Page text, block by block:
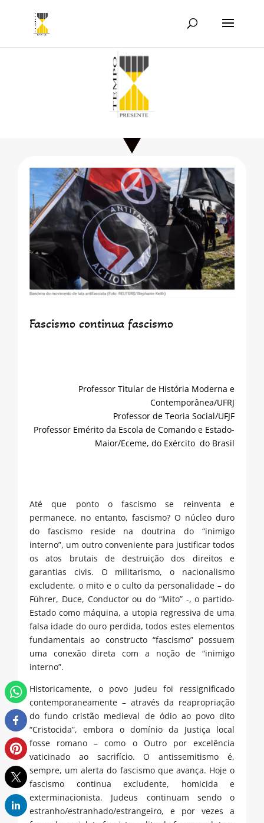
Fascismo continua fascismo
Professor Titular de História Moderna e
Contemporânea/UFRJ
Professor de Teoria Social/UFJF
Professor Emérito da Escola de Comando e Estado-
Maior/Eceme, do Exército do Brasil
Até que ponto o fascismo se reinventa e
permanece, no entanto, fascismo? O núcleo duro
do fascismo reside na doutrina do “inimigo
interno”, um outro conveniente para justificar todos
os atos brutais de destruição dos direitos e
garantias civis. O militarismo, o nacionalismo
excludente, o mito e o culto da personalidade – do
Führer, Duce, Conductor ou do “Mito” -, o partido-
Estado como máquina, a utopia regressiva de uma
falsa idade do ouro perdida, todos estes elementos
fundamentais ao constructo “fascismo” possuem
uma conexão direta com a noção de “inimigo
interno”.
Historicamente, o povo judeu foi ressignificado
contemporaneamente – através da reapropriação
do fundo cristão medieval de ódio ao povo dito
“Cristocida”, embora o domínio da Justiça local
fosse romano – como o Outro por excelência
vaticinado ao sacrifício. O antissemitismo é,
sempre, um alerta do fascismo que avança. Hoje o
fascismo continua excludente, homicida e
exterminacionista. Judeus continuam sendo o
estranho/estranhado/estrangeiro, e por vezes a